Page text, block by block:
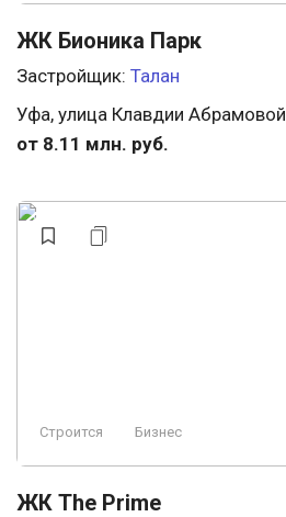
ЖК Бионика Парк
Застройщик: Талан
Уфа, улица Клавдии Абрамовой
от 8.11 млн. руб.
Строится Бизнес
ЖК The Prime